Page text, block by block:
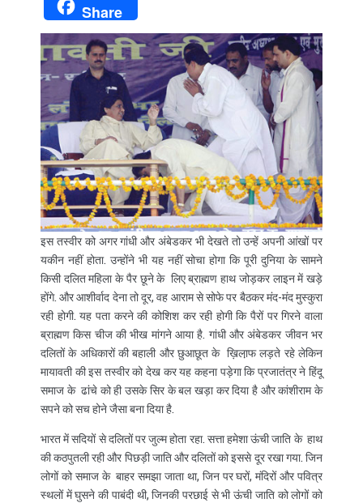
Share
इस तस्वीर को अगर गांधी और अंबेडकर भी देखते तो उन्हें अपनी आंखों पर
यकीन नहीं होता. उन्होंने भी यह नहीं सोचा होगा कि पूरी दुनिया के सामने
किसी दलित महिला के पैर छूने के लिए ब्राह्मण हाथ जोड़कर लाइन में खड़े
होंगे. और आशीर्वाद देना तो दूर, वह आराम से सोफे पर बैठकर मंद-मंद मुस्कुरा
रही होगी. यह पता करने की कोशिश कर रही होगी कि पैरों पर गिरने वाला
ब्राह्मण किस चीज की भीख मांगने आया है. गांधी और अंबेडकर जीवन भर
दलितों के अधिकारों की बहाली और छुआछूत के ख़िला़फ लड़ते रहे लेकिन
मायावती की इस तस्वीर को देख कर यह कहना पड़ेगा कि प्रजातंत्र ने हिंदू
समाज के ढांचे को ही उसके सिर के बल खड़ा कर दिया है और कांशीराम के
सपने को सच होने जैसा बना दिया है.
भारत में सदियों से दलितों पर जुल्म होता रहा. सत्ता हमेशा ऊंची जाति के हाथ
की कठपुतली रही और पिछड़ी जाति और दलितों को इससे दूर रखा गया. जिन
लोगों को समाज के बाहर समझा जाता था, जिन पर घरों, मंदिरों और पवित्र
स्थलों में घुसने की पाबंदी थी, जिनकी परछाई से भी ऊंची जाति को लोगों को